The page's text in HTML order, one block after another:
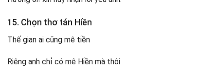
15. Chọn thơ tán Hiền
Thế gian ai cũng mê tiền
Riêng anh chỉ có mê Hiền mà thôi